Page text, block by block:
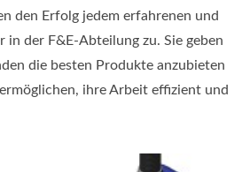
den Erfolg jedem erfahrenen und
der F&E-Abteilung zu. Sie geben
die besten Produkte anzubieten
ihre Arbeit effizient und